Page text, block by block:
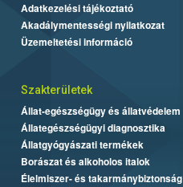
Adatkezelési tájékoztató
Akadálymentességi nyilatkozat
Üzemeltetési információ
Szakterületek
Állat-egészségügy és állatvédelem
Állategészségügyi diagnosztika
Állatgyógyászati termékek
Borászat és alkoholos italok
Élelmiszer- és takarmánybiztonság